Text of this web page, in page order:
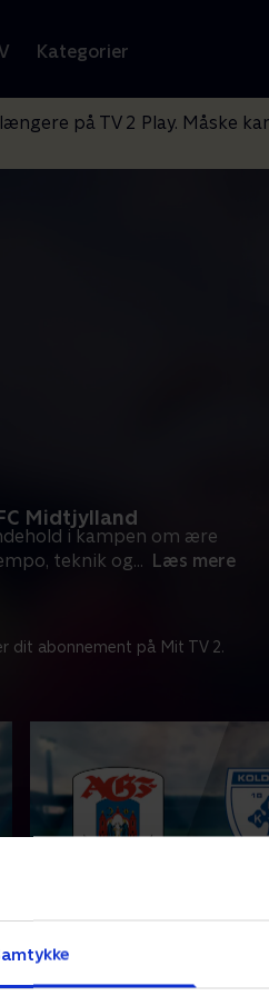
Kategorier
på TV 2 Play. Måske
Midtjylland
i kampen om ære
teknik og... Læs mere
dit abonnement på Mit TV 2.
AGF-Kolding IF
A-Liga samler Danmarks
kvindehold i kampen om